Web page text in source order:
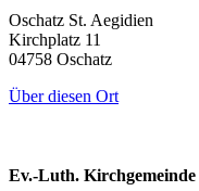
Oschatz St. Aegidien
Kirchplatz 11
04758 Oschatz
Über diesen Ort
Ev.-Luth.